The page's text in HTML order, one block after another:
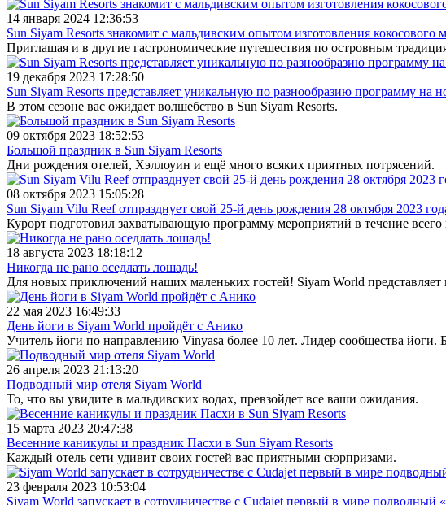
14 января 2024 12:36:53
Sun Siyam Resorts знакомит с мальдивским опытом изготовления кокосового
Приглашая и в другие гастрономические путешествия по островным
19 декабря 2023 17:28:50
Sun Siyam Resorts представляет уникальную по разнообразию программу на
В этом сезоне вас ожидает волшебство в Sun Siyam Resorts.
09 октября 2023 18:52:53
Большой праздник в Sun Siyam Resorts
Дни рождения отелей, Хэллоуин и ещё много всяких приятных потрясений.
08 октября 2023 15:05:28
Sun Siyam Vilu Reef отпразднует свой 25-й день рождения 28 октября 2023
Курорт подготовил захватывающую программу мероприятий в течение всего
18 августа 2023 18:18:12
Никогда не рано оседлать лошадь!
Для новых приключений наших маленьких гостей! Siyam World
22 мая 2023 16:49:33
День йоги в Siyam World пройдёт с Анико
Учитель йоги по направлению Vinyasa более 10 лет. Лидер сообщества йоги.
26 апреля 2023 21:13:20
Подводный мир отеля Siyam World
То, что вы увидите в мальдивских водах, превзойдет все ваши ожидания.
15 марта 2023 20:47:38
Весенние каникулы и праздник Пасхи в Sun Siyam Resorts
Каждый отель сети удивит своих гостей вас приятными сюрпризами.
23 февраля 2023 10:53:04
Siyam World запускает в сотрудничестве с Cudajet первый в мире подводный